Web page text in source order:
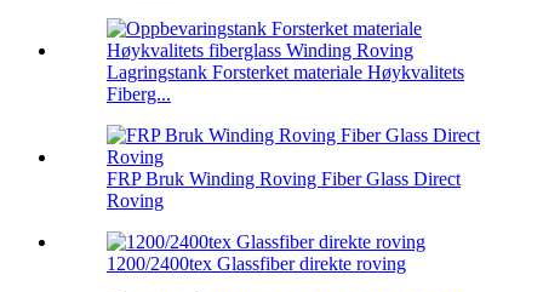
Lagringstank Forsterket materiale Høykvalitets
Fiberg...
FRP Bruk Winding Roving Fiber Glass Direct
Roving
1200/2400tex Glassfiber direkte roving